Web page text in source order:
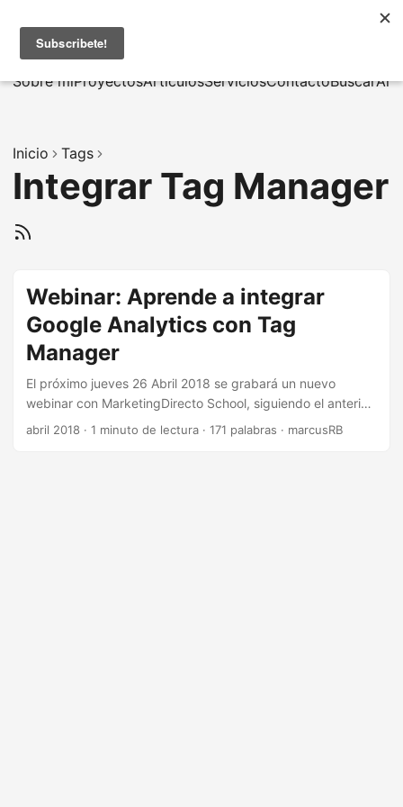
MarcusRB
Sobre míProyectosArtículosServiciosContactoBuscar
Inicio Tags
Integrar Tag Manager
Webinar: Aprende a integrar
Google Analytics con Tag
Manager
El próximo jueves 26 Abril 2018 se grabará un nuevo
webinar con MarketingDirecto School, siguiendo el anterior
con el plan de medición
abril 2018 · 1 minuto de lectura · 171 palabras · marcusRB